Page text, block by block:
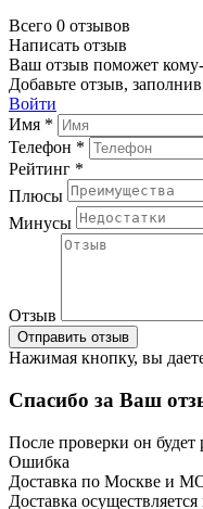
Всего 0 отзывов
Написать отзыв
Ваш отзыв поможет
Добавьте отзыв,
Войти
Имя *
Телефон *
Рейтинг *
Плюсы
Минусы
Отзыв
Отправить отзыв
Нажимая кнопку, вы
Спасибо за Ваш
После проверки он будет
Ошибка
Доставка по Москве и
Доставка